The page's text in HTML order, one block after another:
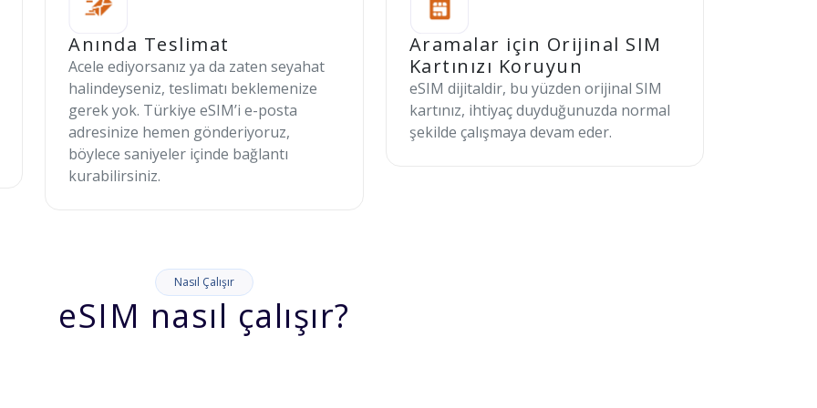
Anında Teslimat
Acele ediyorsanız ya da zaten seyahat
halindeyseniz, teslimatı beklemenize
gerek yok. Türkiye eSIM’i e-posta
adresinize hemen gönderiyoruz,
böylece saniyeler içinde bağlantı
kurabilirsiniz.
Aramalar için Orijinal SIM
Kartınızı Koruyun
eSIM dijitaldir, bu yüzden orijinal SIM
kartınız, ihtiyaç duyduğunuzda normal
şekilde çalışmaya devam eder.
Nasıl Çalışır
eSIM nasıl çalışır?